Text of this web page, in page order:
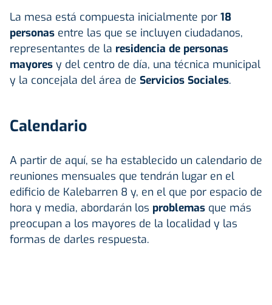
La mesa está compuesta inicialmente por 18
personas entre las que se incluyen ciudadanos,
representantes de la residencia de personas
mayores y del centro de día, una técnica municipal
y la concejala del área de Servicios Sociales.
Calendario
A partir de aquí, se ha establecido un calendario de
reuniones mensuales que tendrán lugar en el
edificio de Kalebarren 8 y, en el que por espacio de
hora y media, abordarán los problemas que más
preocupan a los mayores de la localidad y las
formas de darles respuesta.